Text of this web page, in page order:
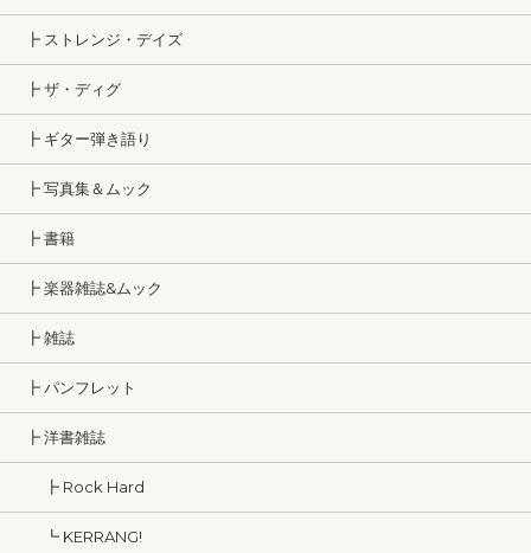
┣ ストレンジ・デイズ
┣ ザ・ディグ
┣ ギター弾き語り
┣ 写真集＆ムック
┣ 書籍
┣ 楽器雑誌&ムック
┣ 雑誌
┣ パンフレット
┣ 洋書雑誌
┣ Rock Hard
┗ KERRANG!